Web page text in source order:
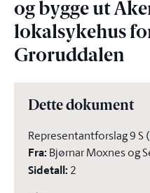
og bygge ut
lokalsykehus
Groruddalen
Dette dokument
Representantforslag 9 S
Fra: Bjørnar Moxnes og
Sidetall: 2